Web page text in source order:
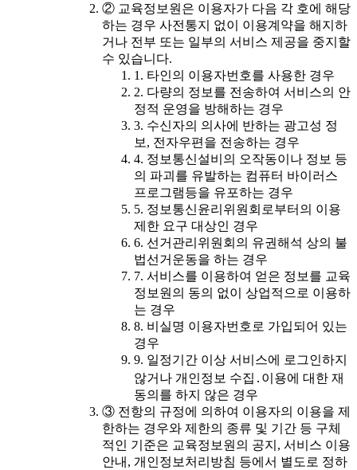
② 교육정보원은 이용자가 다음 각 호에 해당
하는 경우 사전통지 없이 이용계약을 해지하
거나 전부 또는 일부의 서비스 제공을 중지할
수 있습니다.
1. 타인의 이용자번호를 사용한 경우
2. 다량의 정보를 전송하여 서비스의 안
정적 운영을 방해하는 경우
3. 수신자의 의사에 반하는 광고성 정
보, 전자우편을 전송하는 경우
4. 정보통신설비의 오작동이나 정보 등
의 파괴를 유발하는 컴퓨터 바이러스
프로그램등을 유포하는 경우
5. 정보통신윤리위원회로부터의 이용
제한 요구 대상인 경우
6. 선거관리위원회의 유권해석 상의 불
법선거운동을 하는 경우
7. 서비스를 이용하여 얻은 정보를 교육
정보원의 동의 없이 상업적으로 이용하
는 경우
8. 비실명 이용자번호로 가입되어 있는
경우
9. 일정기간 이상 서비스에 로그인하지
않거나 개인정보 수집․이용에 대한 재
동의를 하지 않은 경우
③ 전항의 규정에 의하여 이용자의 이용을 제
한하는 경우와 제한의 종류 및 기간 등 구체
적인 기준은 교육정보원의 공지, 서비스 이용
안내, 개인정보처리방침 등에서 별도로 정하